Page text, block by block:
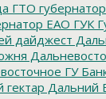
ГТО губернатор
ЕАО ГУК
дайджест
ГУ
гектар Дальний